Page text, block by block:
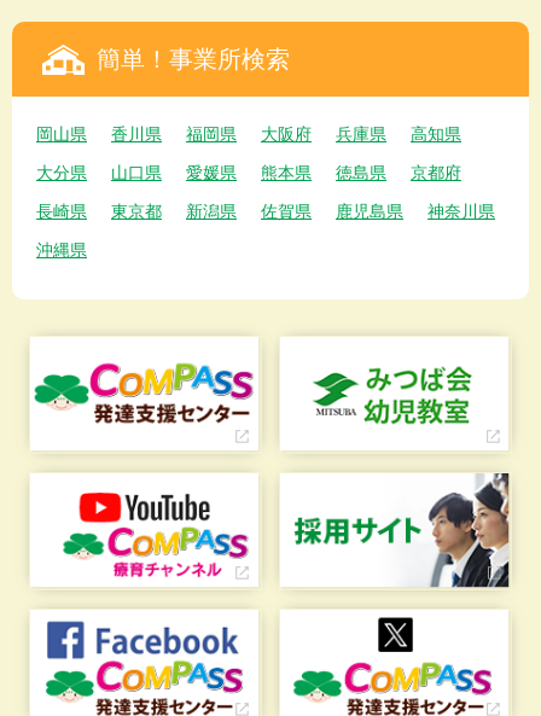
簡単！事業所検索
岡山県 香川県 福岡県 大阪府 兵庫県
高知県
大分県
山口県 愛媛県 熊本県 徳島県
京都府
長崎県
東京都 新潟県 佐賀県 鹿児島県
神奈川県
沖縄県